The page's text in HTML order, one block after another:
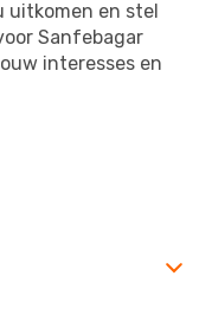
uitkomen en stel
Sanfebagar
interesses en